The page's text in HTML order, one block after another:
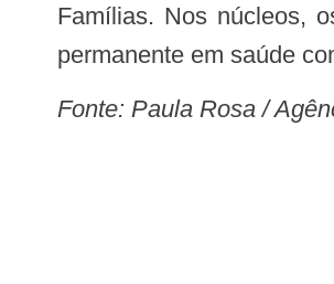
Famílias. Nos núcleos,
permanente em saúde
Fonte: Paula Rosa /